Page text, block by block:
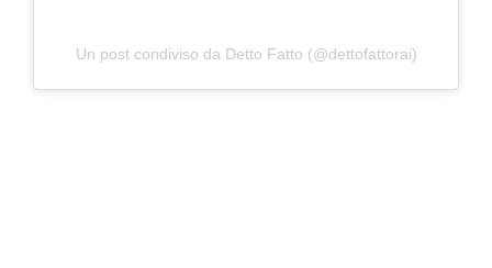
Un post condiviso da Detto Fatto (@dettofattorai)